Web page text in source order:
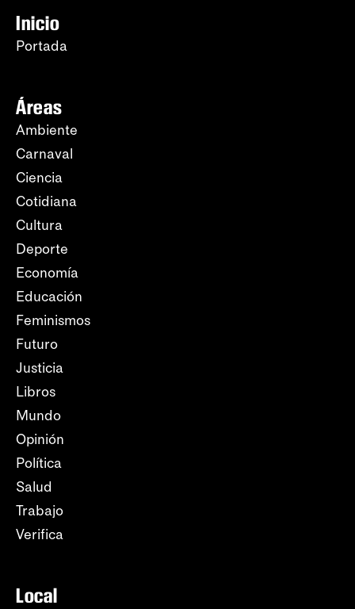
Inicio
Portada
Áreas
Ambiente
Carnaval
Ciencia
Cotidiana
Cultura
Deporte
Economía
Educación
Feminismos
Futuro
Justicia
Libros
Mundo
Opinión
Política
Salud
Trabajo
Verifica
Local